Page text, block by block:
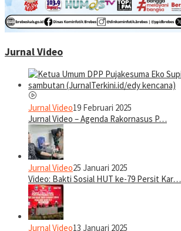
Jurnal Video
Jurnal Video19 Februari 2025
Jurnal Video – Agenda Rakornasus P…
Jurnal Video25 Januari 2025
Video: Bakti Sosial HUT ke-79 Persit Kar…
Jurnal Video13 Januari 2025